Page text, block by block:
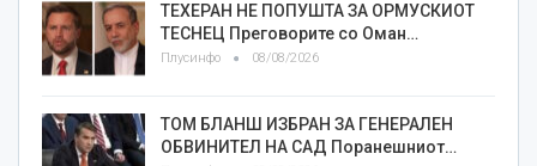
ТЕХЕРАН НЕ ПОПУШТА ЗА ОРМУСКИОТ
ТЕСНЕЦ Преговорите со Оман…
Плусинфо 08/08/2026
ТОМ БЛАНШ ИЗБРАН ЗА ГЕНЕРАЛЕН
ОБВИНИТЕЛ НА САД Поранешниот…